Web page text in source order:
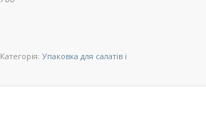
Категорія: Упаковка для салатів і